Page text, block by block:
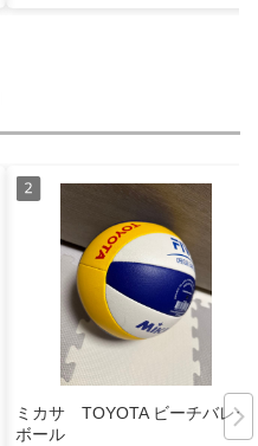
ミカサ TOYOTA ビーチバレー
ボール